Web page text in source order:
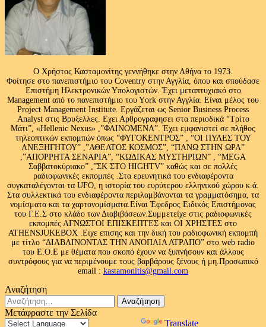
Ο Χρήστος Κασταμονίτης γεννήθηκε στην Αθήνα το 1973.
Φοίτησε στο πανεπιστήμιο του Coventry στην Αγγλία, όπου και σπούδασε
Επιστήμη Ηλεκτρονικών Υπολογιστών. Έχει μεταπτυχιακό στο
Management από το πανεπιστήμιο του Υork στην Αγγλία. Είναι μέλος του
Project Management Institute. Εργάζεται ως Senior Business Process
Analyst στις Βρυξελλες. Εχει Αρθρογραφησει στα περιοδικά “Τρίτο
Μάτι”, «Hellenic Nexus» ,”ΦΑΙΝΟΜΕΝΑ”. Έχει εμφανιστεί σε πλήθος
τηλεοπτικών εκπομπών όπως “ΦΥΓΟΚΕΝΤΡΟΣ” , “ΟΙ ΠΥΛΕΣ ΤΟΥ
ΑΝΕΞΗΓΗΤΟΥ” ,”ΑΘΕΑΤΟΣ ΚΟΣΜΟΣ”, “ΠΑΝΩ ΣΤΗΝ ΩΡΑ”
,”ΑΠΟΡΡΗΤΑ ΣΕΝΑΡΙΑ”, “ΚΩΔΙΚΑΣ ΜΥΣΤΗΡΙΩΝ” , “MEGA
Σαββατοκύριακο” ,”ΣΚ ΣΤΟ HIGHTV” καθώς και σε πολλές
ραδιοφωνικές εκπομπές .Στα ερευνητικά του ενδιαφέροντα
συγκαταλέγονται τα UFO, η ιστορία του ευρύτερου ελληνικού χώρου κ.ά.
Στα συλλεκτικά του ενδιαφέροντα περιλαμβάνονται τα γραμματόσημα, τα
νομίσματα και τα χαρτονομίσματα.Είναι Έφεδρος Ειδικός Επιστήμονας
του Γ.Ε.Σ στο κλάδο των Διαβιβάσεων.Συμμετείχε στις ραδιοφωνικές
εκπομπές ΑΓΝΩΣΤΟΙ ΕΠΙΣΚΕΠΤΕΣ και ΟΙ ΧΡΗΣΤΕΣ στο
ATHENSJUKEBOX .Ειχε επισης και την δική του ραδιοφωνική εκπομπή
με τίτλο “ΔΙΑΒΑΙΝΟΝΤΑΣ ΤΗΝ ΑΝΟΠΑΙΑ ΑΤΡΑΠΟ” στο web radio
του Ε.Ο.Ε με θέματα που σκοπό έχουν να ξυπνήσουν και άλλους
συντρόφους για να περιμένουμε τους βαρβάρους ξένους ή μη.Προσωπικό
email : kastamonitis@gmail.com
Αναζήτηση
Αναζήτηση
για:
Μετάφραστε την Σελίδα
Translate